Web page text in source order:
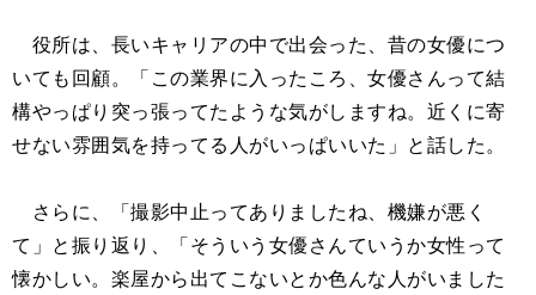
役所は、長いキャリアの中で出会った、昔の女優につ
いても回顧。「この業界に入ったころ、女優さんって結
構やっぱり突っ張ってたような気がしますね。近くに寄
せない雰囲気を持ってる人がいっぱいいた」と話した。
さらに、「撮影中止ってありましたね、機嫌が悪く
て」と振り返り、「そういう女優さんていうか女性って
懐かしい。楽屋から出てこないとか色んな人がいました